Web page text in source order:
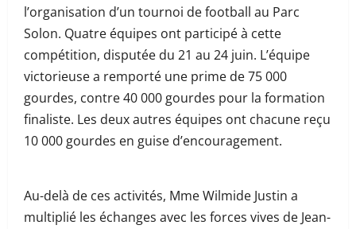
l’organisation d’un tournoi de football au Parc
Solon. Quatre équipes ont participé à cette
compétition, disputée du 21 au 24 juin. L’équipe
victorieuse a remporté une prime de 75 000
gourdes, contre 40 000 gourdes pour la formation
finaliste. Les deux autres équipes ont chacune reçu
10 000 gourdes en guise d’encouragement.
Au-delà de ces activités, Mme Wilmide Justin a
multiplié les échanges avec les forces vives de Jean-